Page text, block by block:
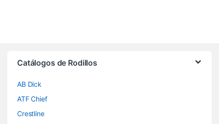
Catálogos de Rodillos
AB Dick
ATF Chief
Crestline